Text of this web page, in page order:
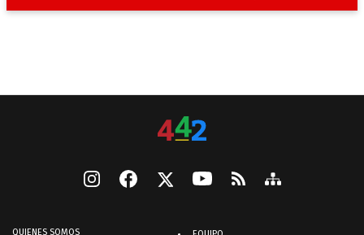
QUIENES SOMOS